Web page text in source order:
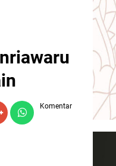
Komentar